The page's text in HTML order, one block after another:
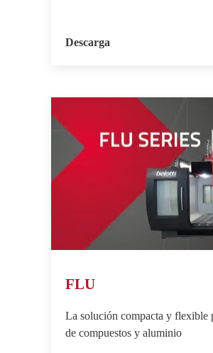
Descarga
FLU
La solución compacta y flexible
de compuestos y aluminio